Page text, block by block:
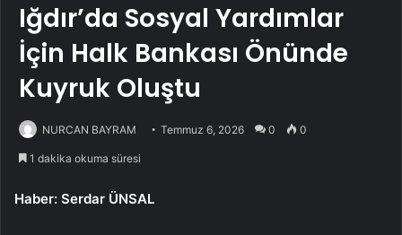
Iğdır’da Sosyal Yardımlar
İçin Halk Bankası Önünde
Kuyruk Oluştu
NURCAN BAYRAM Temmuz 6, 2026 0 0
1 dakika okuma süresi
Haber: Serdar ÜNSAL